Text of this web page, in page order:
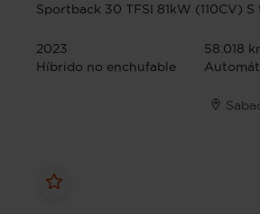
Sportback 30 TFSI 81kW (110CV)
2023
58.018
Híbrido no enchufable